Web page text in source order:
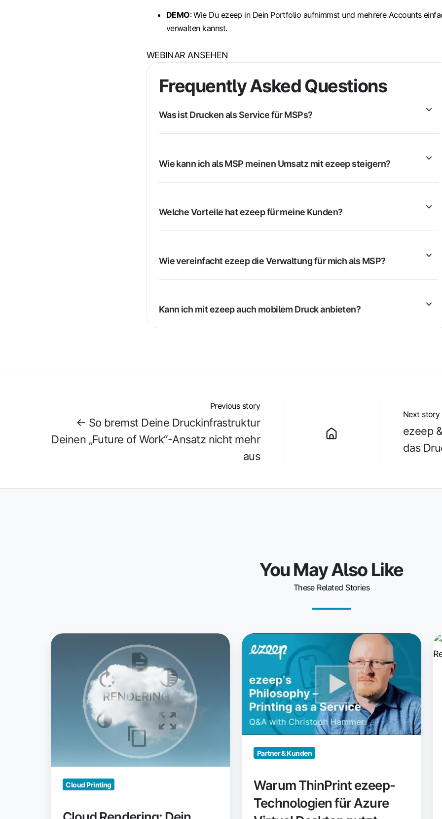
DEMO: Wie Du ezeep in Dein Portfolio aufnimmst und mehrere Accounts
verwalten kannst.
WEBINAR ANSEHEN
Frequently Asked Questions
Was ist Drucken als Service für MSPs?
Wie kann ich als MSP meinen Umsatz mit ezeep steigern?
Welche Vorteile hat ezeep für meine Kunden?
Wie vereinfacht ezeep die Verwaltung für mich als MSP?
Kann ich mit ezeep auch mobilem Druck anbieten?
Previous story
← So bremst Deine Druckinfrastruktur
Deinen „Future of Work“-Ansatz nicht mehr
aus
Next story
ezeep
das
You May Also Like
These Related Stories
Cloud
einfachen
Cloud Printing
Warum
ThinPrint
Technologien
für
Azure
Virtual
Desktop
nutztPartner & Kunden
Warum ThinPrint ezeep-
Technologien für Azure
ist